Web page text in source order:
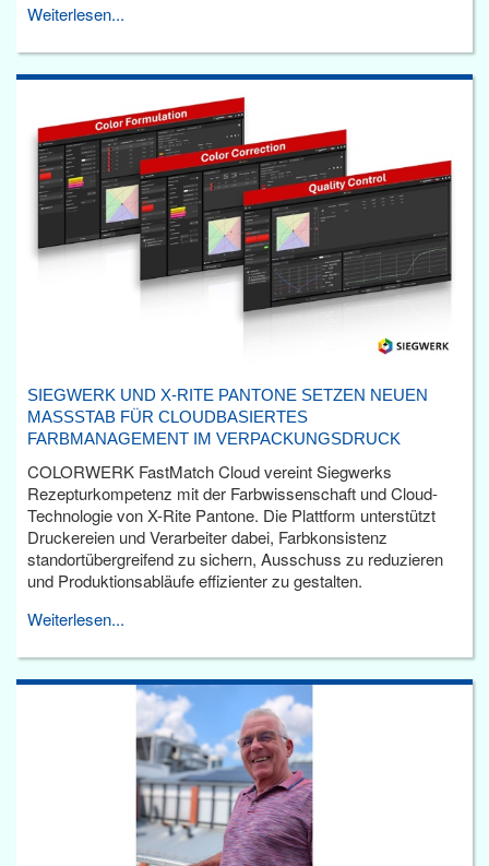
Weiterlesen...
SIEGWERK UND X-RITE PANTONE SETZEN NEUEN
MASSSTAB FÜR CLOUDBASIERTES F
ARBMANAGEMENT IM VERPACKUNGSDRUCK
COLORWERK FastMatch Cloud vereint Siegwerks
Rezepturkompetenz mit der Farbwissenschaft und Cloud-
Technologie von X-Rite Pantone. Die Plattform unterstützt
Druckereien und Verarbeiter dabei, Farbkonsistenz
standortübergreifend zu sichern, Ausschuss zu reduzieren
und Produktionsabläufe effizienter zu gestalten.
Weiterlesen...